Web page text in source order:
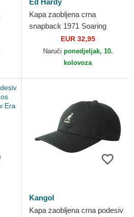
Ed Hardy
Kapa zaobljena crna
snapback 1971 Soaring
Eagle Full Mesh Ed Hardy
EUR 32,95
Naruči ponedjeljak, 10.
kolovoza
Kangol
Kapa zaobljena crna podesiv